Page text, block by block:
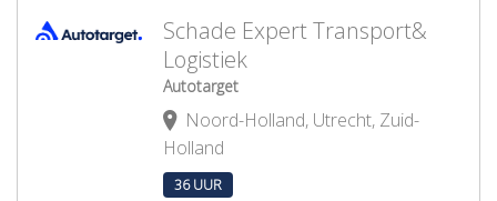
Schade Expert Transport&
Logistiek
Autotarget
Noord-Holland, Utrecht, Zuid-
Holland
36 UUR